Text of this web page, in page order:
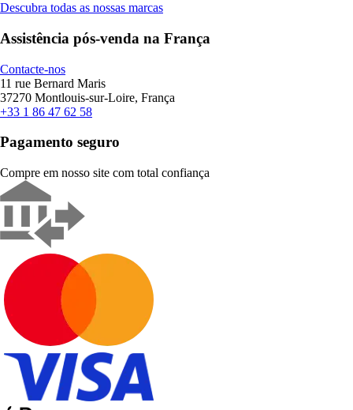
Descubra todas as nossas marcas
Assistência pós-venda na França
Contacte-nos
11 rue Bernard Maris
37270 Montlouis-sur-Loire, França
+33 1 86 47 62 58
Pagamento seguro
Compre em nosso site com total confiança